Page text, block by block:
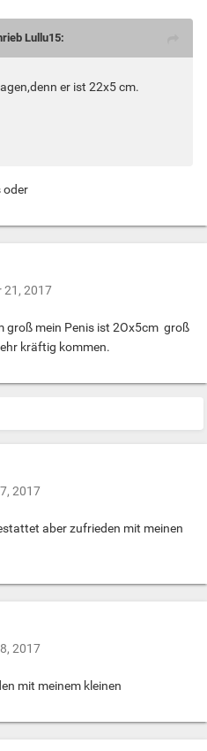
Lullu15:
er ist 22x5 cm.
oder
21, 2017
groß mein Penis ist 2Ox5cm groß
kräftig kommen.
2017
aber zufrieden mit meinen
2017
mit meinem kleinen